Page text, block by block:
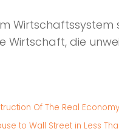
Wirtschaft, die
Of The Real Economy
to Wall Street in Less